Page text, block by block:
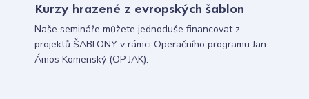
Kurzy hrazené z evropských šablon
Naše semináře můžete jednoduše financovat z
projektů ŠABLONY v rámci Operačního programu Jan
Ámos Komenský (OP JAK).